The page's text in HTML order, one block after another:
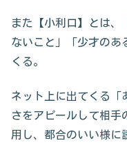
また【小利口】とは、
ないこと」「少才のあ
くる。
ネット上に出てくる「
さをアピールして相手
用し、都合のいい様に